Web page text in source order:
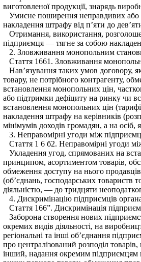
виготовленої продукції, знарядь
Умисне поширення неправдивих або
накладення штрафу від п’яти до
Отримання, використання,
підприємця — тягне за собою
2. Зловживання монопольним
Стаття 1661. Зловживання
Нав’язування таких умов договору,
товару, не потрібного контрагенту,
встановлення монопольних цін,
або підтримки дефіциту на ринку чи
встановлення монопольних цін
накладення штрафу на керівників
мінімумів доходів громадян, а на
3. Неправомірні угоди між
Стаття 1 6 б2. Неправомірні угоди
Укладення угод, спрямованих на
принципом, асортиментом товарів,
обмеження доступу на нього
(об’єднань, господарських товариств
діяльністю, — до тридцяти
4. Дискримінацію підприємців
Стаття 166”. Дискримінація
Заборона створення нових
окремих видів діяльності, на
регіональні та інші об’єднання
про централізований розподіл
інший, надання окремим підприємцям